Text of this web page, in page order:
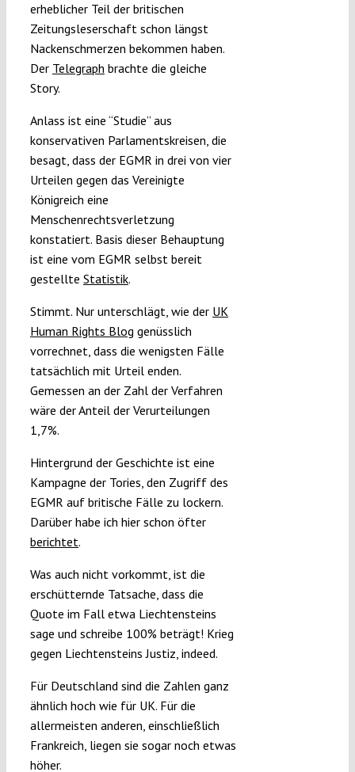
erheblicher Teil der britischen
Zeitungsleserschaft schon längst
Nackenschmerzen bekommen haben.
Der Telegraph brachte die gleiche
Story.
Anlass ist eine “Studie” aus
konservativen Parlamentskreisen, die
besagt, dass der EGMR in drei von vier
Urteilen gegen das Vereinigte
Königreich eine
Menschenrechtsverletzung
konstatiert. Basis dieser Behauptung
ist eine vom EGMR selbst bereit
gestellte Statistik.
Stimmt. Nur unterschlägt, wie der UK
Human Rights Blog genüsslich
vorrechnet, dass die wenigsten Fälle
tatsächlich mit Urteil enden.
Gemessen an der Zahl der Verfahren
wäre der Anteil der Verurteilungen
1,7%.
Hintergrund der Geschichte ist eine
Kampagne der Tories, den Zugriff des
EGMR auf britische Fälle zu lockern.
Darüber habe ich hier schon öfter
berichtet.
Was auch nicht vorkommt, ist die
erschütternde Tatsache, dass die
Quote im Fall etwa Liechtensteins
sage und schreibe 100% beträgt! Krieg
gegen Liechtensteins Justiz, indeed.
Für Deutschland sind die Zahlen ganz
ähnlich hoch wie für UK. Für die
allermeisten anderen, einschließlich
Frankreich, liegen sie sogar noch etwas
höher.